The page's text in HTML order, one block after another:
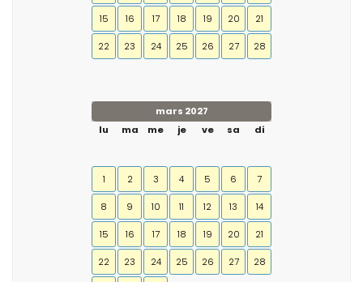
15 16 17 18 19 20 21
22 23 24 25 26 27 28
mars 2027
lu
ma me je ve sa di
1 2 3 4 5 6 7
8 9 10 11 12 13 14
15 16 17 18 19 20 21
22 23 24 25 26 27 28